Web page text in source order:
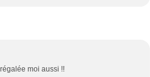
moi aussi !!